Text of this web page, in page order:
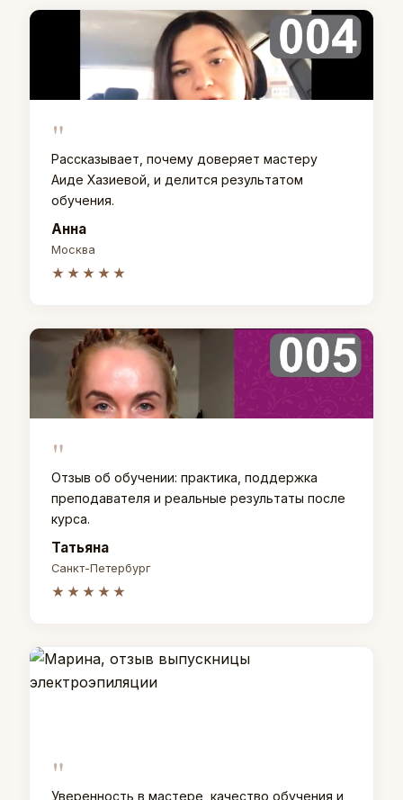
"
Рассказывает, почему доверяет мастеру
Аиде Хазиевой, и делится результатом
обучения.
Анна
Москва
★★★★★
"
Отзыв об обучении: практика, поддержка
преподавателя и реальные результаты после
курса.
Татьяна
Санкт-Петербург
★★★★★
"
Уверенность в мастере, качество обучения и